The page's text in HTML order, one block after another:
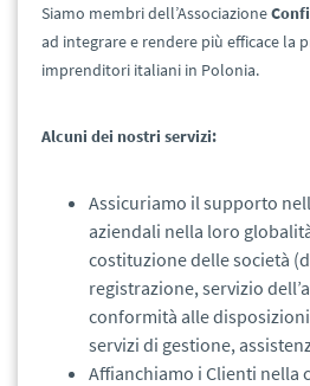
Siamo membri dell’Associazione
ad integrare e rendere più efficace la
imprenditori italiani in Polonia.
Alcuni dei nostri servizi:
Assicuriamo il supporto
aziendali nella loro
costituzione delle società
registrazione, servizio
conformità alle
servizi di gestione,
Affianchiamo i Clienti nella